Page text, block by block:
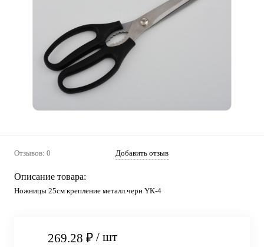
Отзывов: 0 Добавить отзыв
Описание товара:
Ножницы 25см крепление металл.черн YK-4
269.28 ₽ / шт